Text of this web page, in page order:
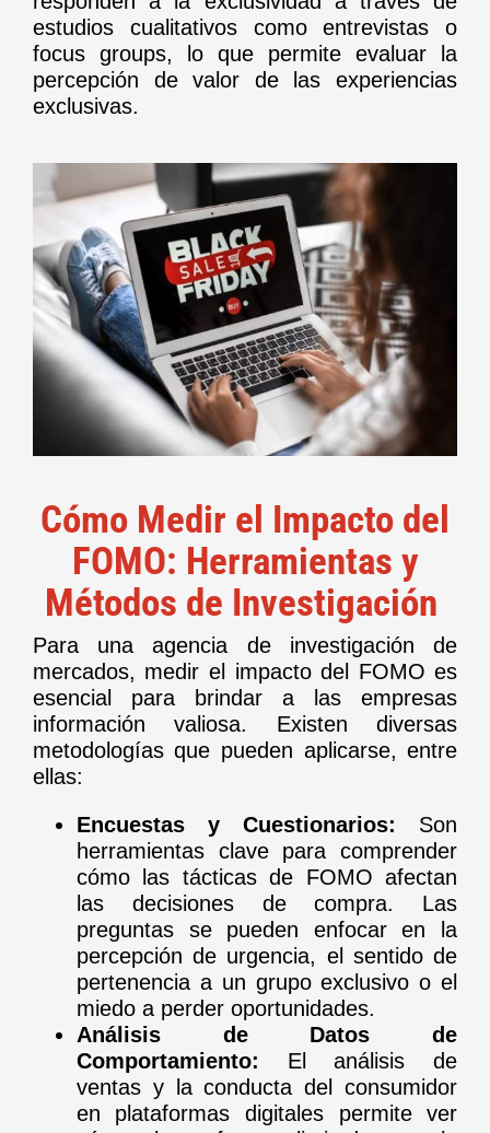
estudios cualitativos como entrevistas o
focus groups, lo que permite evaluar la
percepción de valor de las experiencias
exclusivas.
Cómo Medir el Impacto del
FOMO: Herramientas y
Métodos de Investigación
Para una agencia de investigación de
mercados, medir el impacto del FOMO es
esencial para brindar a las empresas
información valiosa. Existen diversas
metodologías que pueden aplicarse, entre
ellas:
Encuestas y Cuestionarios: Son
herramientas clave para comprender
cómo las tácticas de FOMO afectan
las decisiones de compra. Las
preguntas se pueden enfocar en la
percepción de urgencia, el sentido de
pertenencia a un grupo exclusivo o el
miedo a perder oportunidades.
Análisis de Datos de
Comportamiento: El análisis de
ventas y la conducta del consumidor
en plataformas digitales permite ver